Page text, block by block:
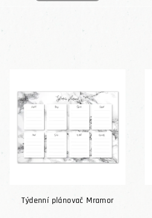
Týdenní plánovač Mramor